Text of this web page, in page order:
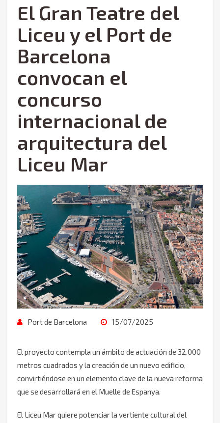
El Gran Teatre del
Liceu y el Port de
Barcelona
convocan el
concurso
internacional de
arquitectura del
Liceu Mar
Port de Barcelona 15/07/2025
El proyecto contempla un ámbito de actuación de 32.000
metros cuadrados y la creación de un nuevo edificio,
convirtiéndose en un elemento clave de la nueva reforma
que se desarrollará en el Muelle de Espanya.
El Liceu Mar quiere potenciar la vertiente cultural del